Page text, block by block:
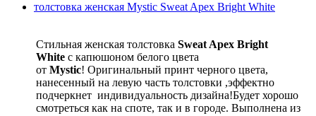
толстовка женская Mystic Sweat Apex Bright White
Стильная женская толстовка Sweat Apex Bright
White с капюшоном белого цвета
от Mystic! Оригинальный принт черного цвета,
нанесенный на левую часть толстовки ,эффектно
подчеркнет индивидуальность дизайна!Будет хорошо
смотреться как на споте, так и в городе. Выполнена из